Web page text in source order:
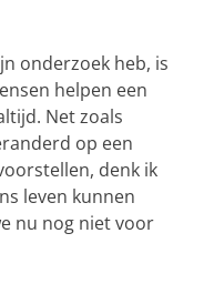
onderzoek heb, is
helpen een
Net zoals
op een
denk ik
leven kunnen
nu nog niet voor